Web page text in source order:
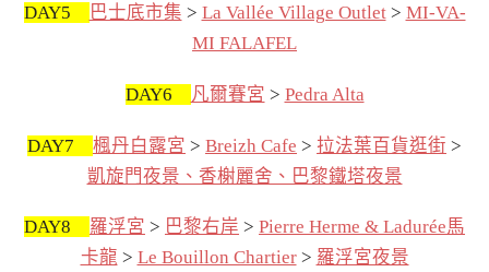
DAY5 巴士底市集 > La Vallée Village Outlet> MI-VA-
MI FALAFEL
DAY6 凡爾賽宮 > Pedra Alta
DAY7 楓丹白露宮 > Breizh Cafe > 拉法葉百貨逛街 >
凱旋門夜景、香榭麗舍、巴黎鐵塔夜景
DAY8 羅浮宮 > 巴黎右岸 > Pierre Herme & Ladurée馬
卡龍 > Le Bouillon Chartier> 羅浮宮夜景